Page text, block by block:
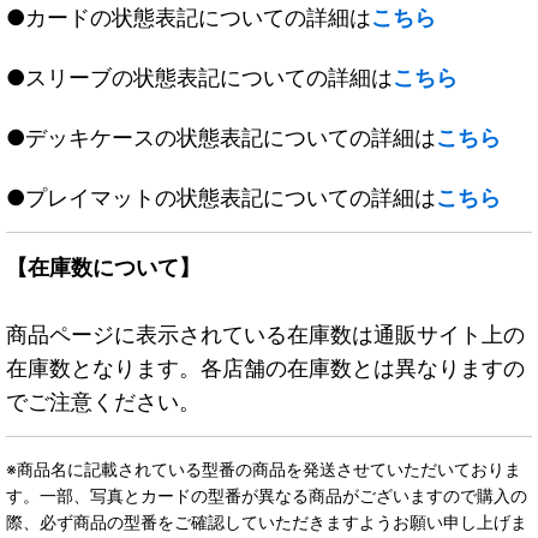
●カードの状態表記についての詳細はこちら
●スリーブの状態表記についての詳細はこちら
●デッキケースの状態表記についての詳細はこちら
●プレイマットの状態表記についての詳細はこちら
【在庫数について】
商品ページに表示されている在庫数は通販サイト上の
在庫数となります。各店舗の在庫数とは異なりますの
でご注意ください。
※商品名に記載されている型番の商品を発送させていただいておりま
す。一部、写真とカードの型番が異なる商品がございますので購入の
際、必ず商品の型番をご確認していただきますようお願い申し上げま